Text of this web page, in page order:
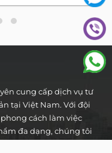
cung cấp dịch vụ tư
tại Việt Nam. Với đội
cách làm việc
đa dạng, chúng tôi